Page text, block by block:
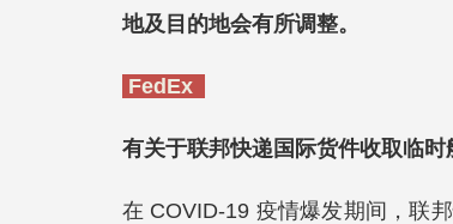
地及目的地会有所调整。
FedEx
有关于联邦快递国际货件收取临时
在 COVID-19 疫情爆发期间，联